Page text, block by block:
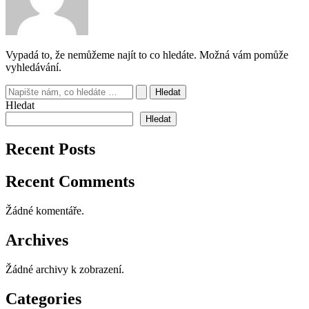
Vypadá to, že nemůžeme najít to co hledáte. Možná vám pomůže
vyhledávání.
Vyhledat
pro:
Hledat
Hledat
Recent Posts
Recent Comments
Žádné komentáře.
Archives
Žádné archivy k zobrazení.
Categories